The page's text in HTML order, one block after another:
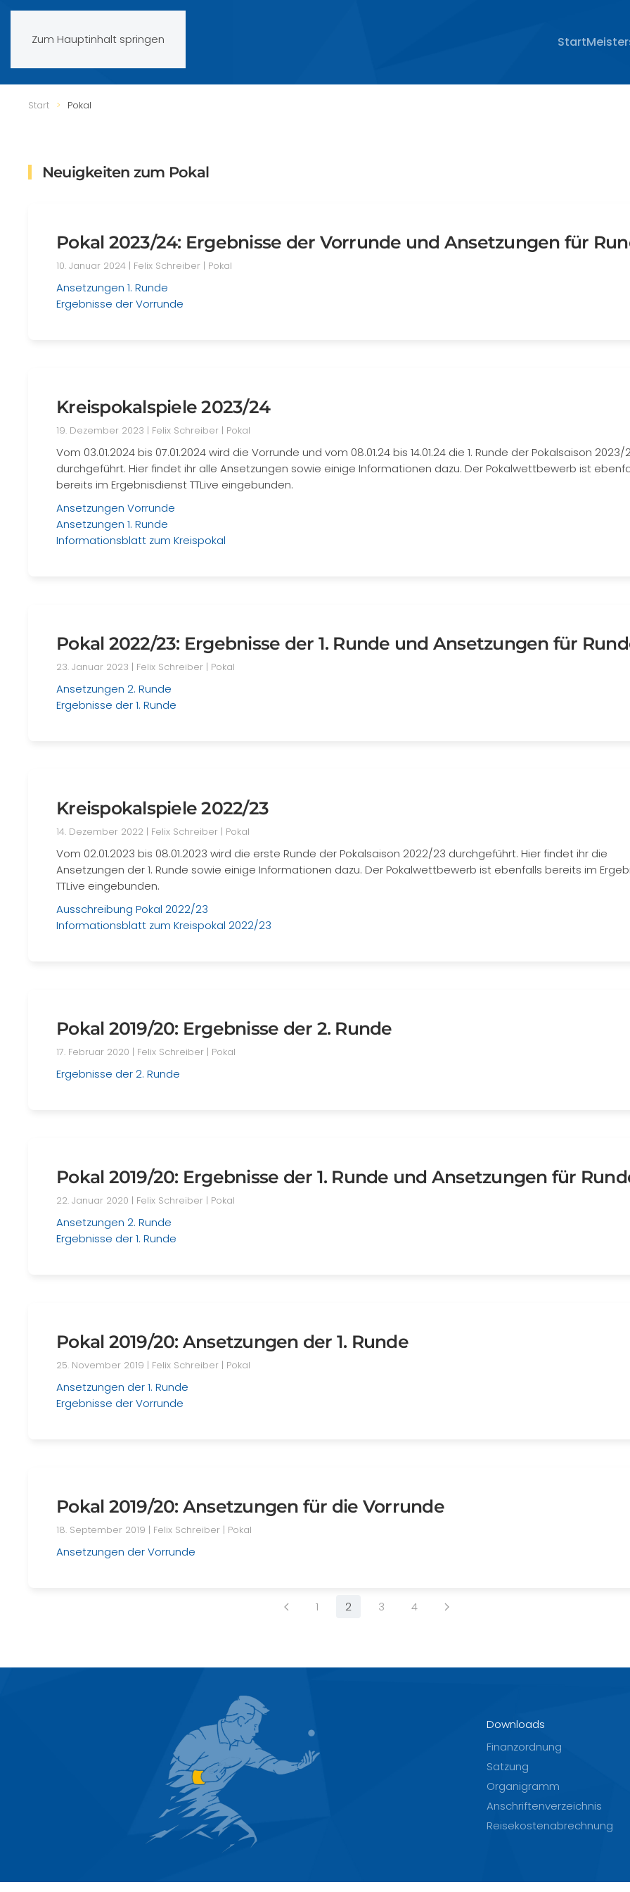
Zum Hauptinhalt springen ­Start
Start Pokal
Neuigkeiten zum Pokal
Pokal 2023/24: Ergebnisse der Vorrunde und Ansetzungen für
10. Januar 2024 | Felix Schreiber | Pokal
Ansetzungen 1. Runde
Ergebnisse der Vorrunde
Kreispokalspiele 2023/24
19. Dezember 2023 | Felix Schreiber | Pokal
Vom 03.01.2024 bis 07.01.2024 wird die Vorrunde und vom 08.01.24 bis 14.01.24 die 1. Runde der Pokalsaison 2023/
durchgeführt. Hier findet ihr alle Ansetzungen sowie einige Informationen dazu. Der Pokalwettbewerb ist
bereits im Ergebnisdienst TTLive eingebunden.
Ansetzungen Vorrunde
Ansetzungen 1. Runde
Informationsblatt zum Kreispokal
Pokal 2022/23: Ergebnisse der 1. Runde und Ansetzungen für
23. Januar 2023 | Felix Schreiber | Pokal
Ansetzungen 2. Runde
Ergebnisse der 1. Runde
Kreispokalspiele 2022/23
14. Dezember 2022 | Felix Schreiber | Pokal
Vom 02.01.2023 bis 08.01.2023 wird die erste Runde der Pokalsaison 2022/23 durchgeführt. Hier findet ihr die
Ansetzungen der 1. Runde sowie einige Informationen dazu. Der Pokalwettbewerb ist ebenfalls bereits im
TTLive eingebunden.
Ausschreibung Pokal 2022/23
Informationsblatt zum Kreispokal 2022/23
Pokal 2019/20: Ergebnisse der 2. Runde
17. Februar 2020 | Felix Schreiber | Pokal
Ergebnisse der 2. Runde
Pokal 2019/20: Ergebnisse der 1. Runde und Ansetzungen für
22. Januar 2020 | Felix Schreiber | Pokal
Ansetzungen 2. Runde
Ergebnisse der 1. Runde
Pokal 2019/20: Ansetzungen der 1. Runde
25. November 2019 | Felix Schreiber | Pokal
Ansetzungen der 1. Runde
Ergebnisse der Vorrunde
Pokal 2019/20: Ansetzungen für die Vorrunde
18. September 2019 | Felix Schreiber | Pokal
Ansetzungen der Vorrunde
1 2 3 4
Downloads
Finanzordnung
Satzung
Organigramm
Anschriftenverzeichnis
Reisekostenabrechnung